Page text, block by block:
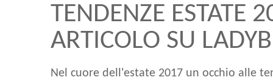
TENDENZE ESTATE
ARTICOLO SU
Nel cuore dell'estate 2017 un occhio alle